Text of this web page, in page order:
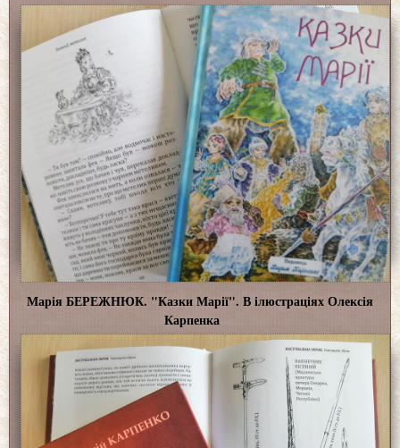
Марія БЕРЕЖНЮК. "Казки Марії". В ілюстраціях Олексія
Карпенка